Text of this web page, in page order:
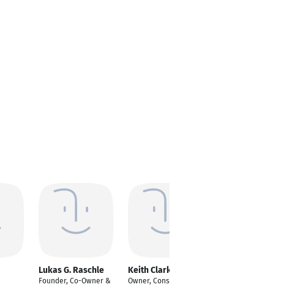
Lukas G. Raschle
Founder, Co-Owner &
Keith Clark-Hoyos
Owner, Consultant,